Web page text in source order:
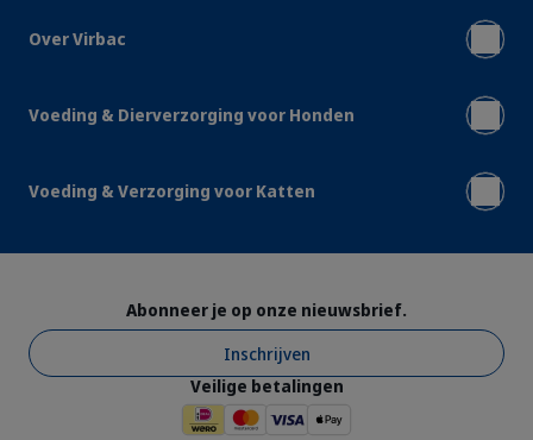
Over Virbac
Voeding & Dierverzorging voor Honden
Voeding & Verzorging voor Katten
Abonneer je op onze nieuwsbrief.
Inschrijven
Veilige betalingen